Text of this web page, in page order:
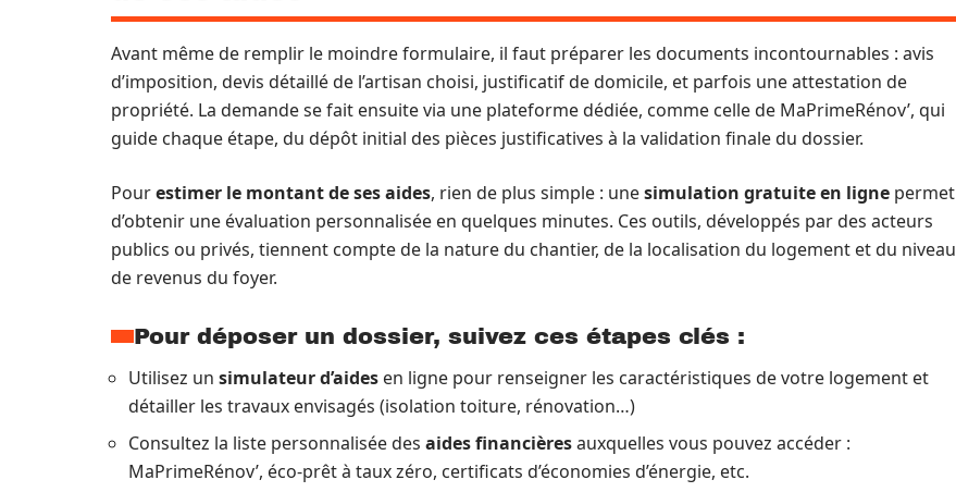
Avant même de remplir le moindre formulaire, il faut préparer les documents incontournables : avis
d’imposition, devis détaillé de l’artisan choisi, justificatif de domicile, et parfois une attestation de
propriété. La demande se fait ensuite via une plateforme dédiée, comme celle de MaPrimeRénov’, qui
guide chaque étape, du dépôt initial des pièces justificatives à la validation finale du dossier.
Pourestimer le montant de ses aides, rien de plus simple : unesimulation gratuite en ligne permet
d’obtenir une évaluation personnalisée en quelques minutes. Ces outils, développés par des acteurs
publics ou privés, tiennent compte de la nature du chantier, de la localisation du logement et du niveau
de revenus du foyer.
Pour déposer un dossier, suivez ces étapes clés :
Utilisez un simulateur d’aides en ligne pour renseigner les caractéristiques de votre logement et
détailler les travaux envisagés (isolation toiture, rénovation…)
Consultez la liste personnalisée des aides financièresauxquelles vous pouvez accéder :
MaPrimeRénov’, éco-prêt à taux zéro, certificats d’économies d’énergie, etc.